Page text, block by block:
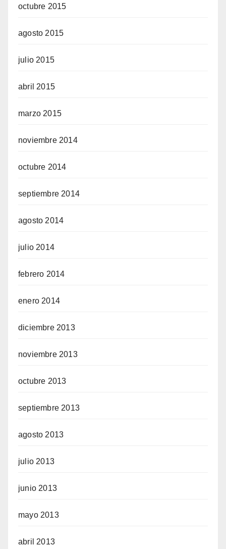
octubre 2015
agosto 2015
julio 2015
abril 2015
marzo 2015
noviembre 2014
octubre 2014
septiembre 2014
agosto 2014
julio 2014
febrero 2014
enero 2014
diciembre 2013
noviembre 2013
octubre 2013
septiembre 2013
agosto 2013
julio 2013
junio 2013
mayo 2013
abril 2013